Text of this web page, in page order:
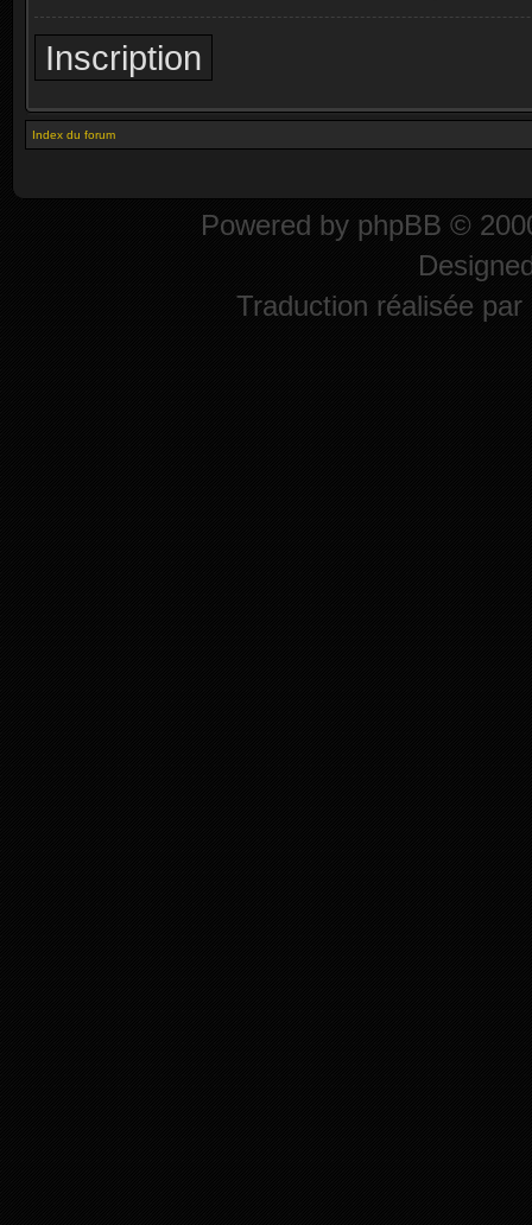
Inscription
Index du forum
Powered by phpBB ©
Traduction réalisée par